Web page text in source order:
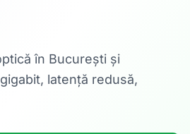
în București și
latență redusă,
direct în casa ta.